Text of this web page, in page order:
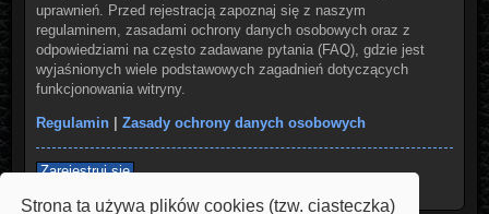
Strona ta używa plików cookies (tzw. ciasteczka)
uprawnień. Przed rejestracją zapoznaj się z naszym
regulaminem, zasadami ochrony danych osobowych oraz z
odpowiedziami na często zadawane pytania (FAQ), gdzie jest
wyjaśnionych wiele podstawowych zagadnień dotyczących
funkcjonowania witryny.
Regulamin| Zasady ochrony danych osobowych
Zarejestruj się